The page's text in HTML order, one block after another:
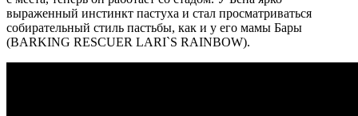
выраженный инстинкт пастуха и стал просматриваться
собирательный стиль пастьбы, как и у его мамы Бары
(BARKING RESCUER LARI`S RAINBOW).